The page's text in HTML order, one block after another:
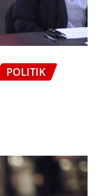
POLITIK